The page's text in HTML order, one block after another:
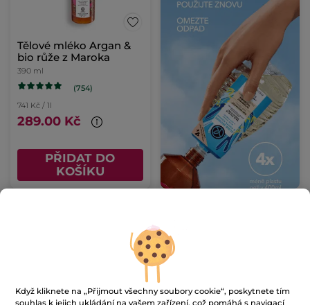
Tělové mléko Argan &
bio růže z Maroka
390 ml
(754)
741 Kč / 1l
289.00 Kč
PŘIDAT DO
KOŠÍKU
Když kliknete na „Přijmout všechny soubory cookie“, poskytnete tím